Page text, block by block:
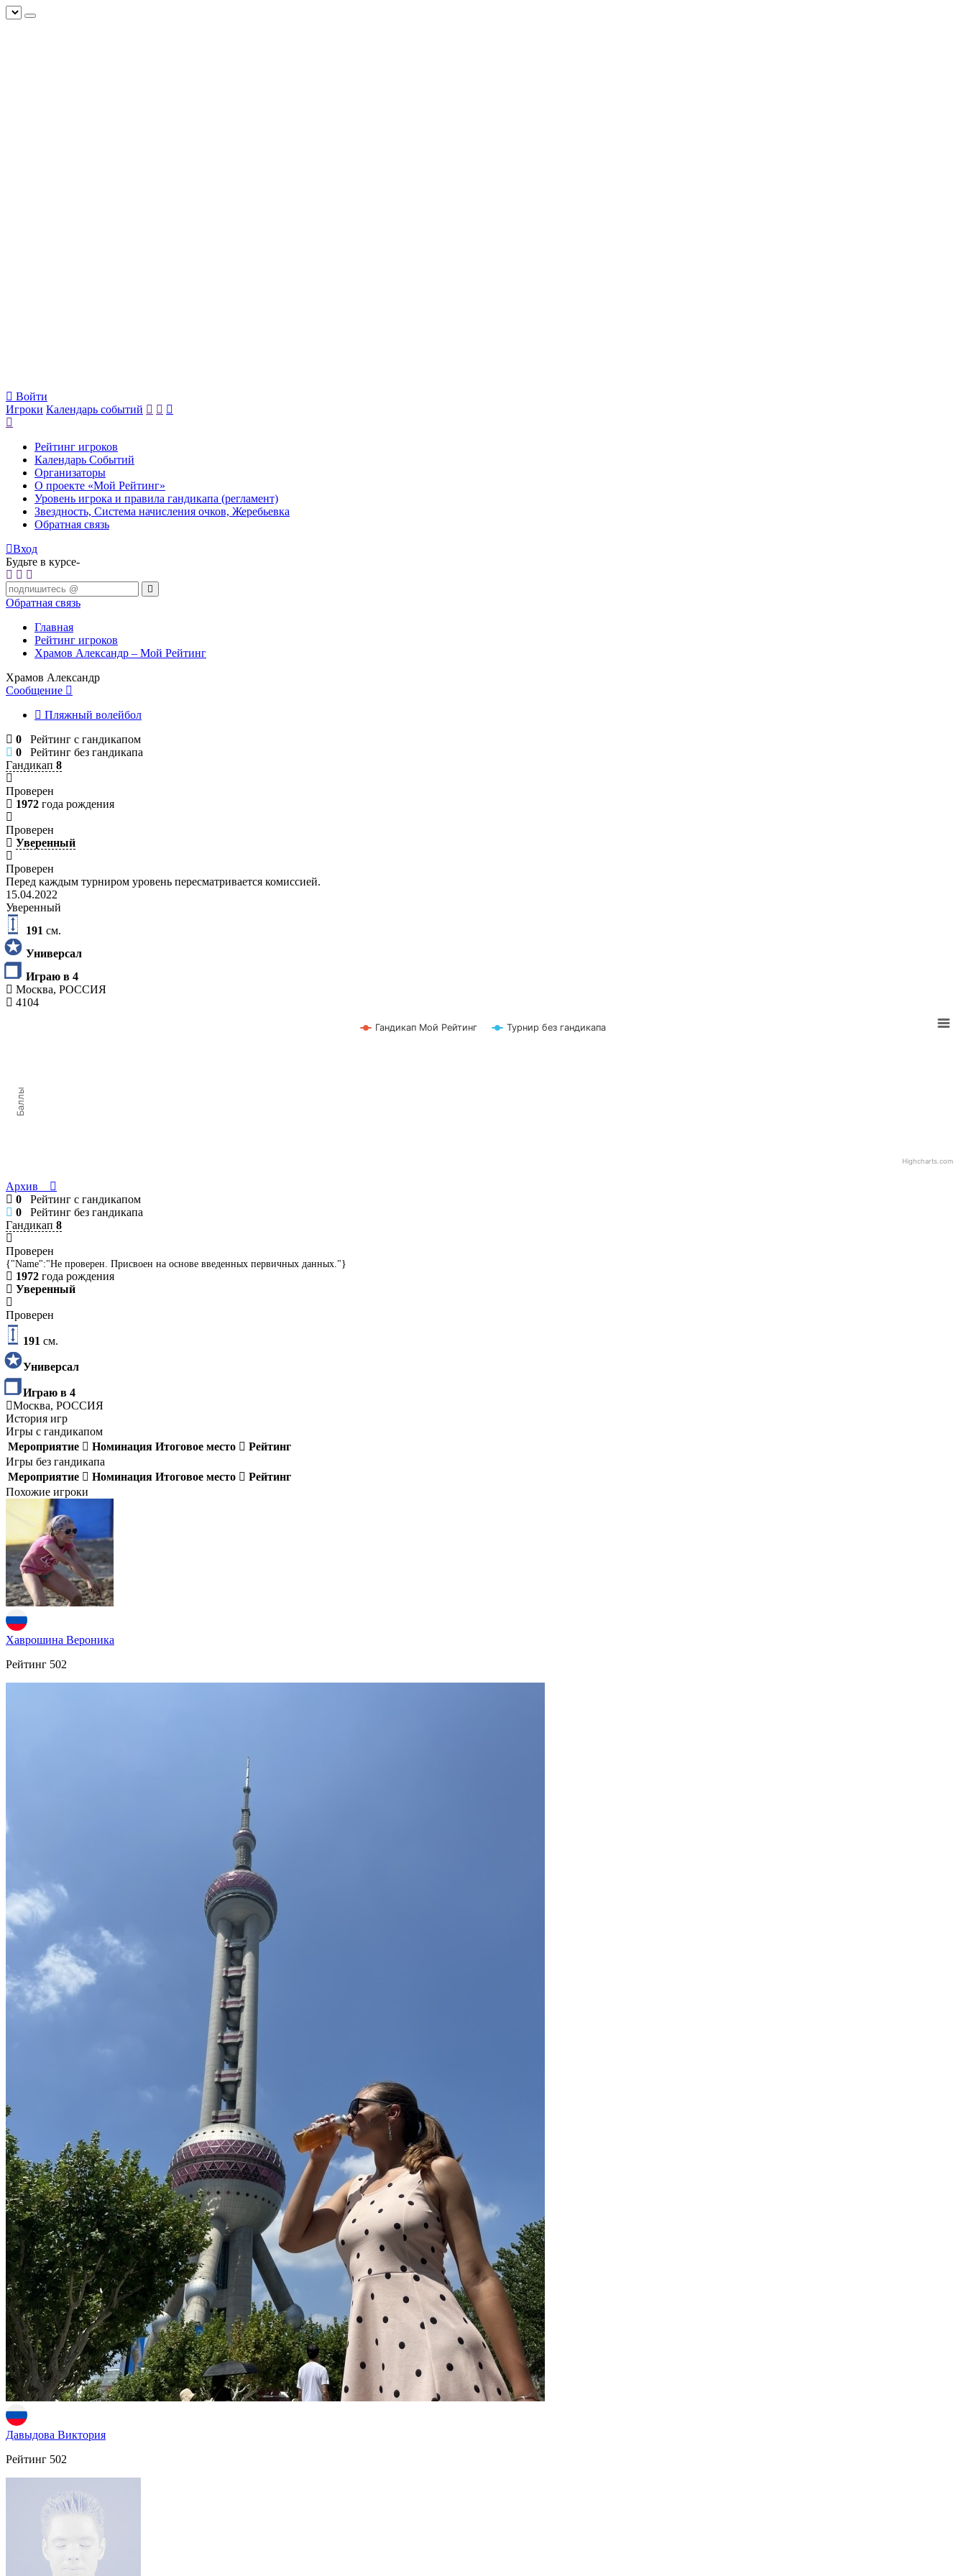
Войти
Игроки Календарь событий
Рейтинг игроков
Календарь Событий
Организаторы
О проекте «Мой Рейтинг»
Уровень игрока и правила гандикапа (регламент)
Звездность, Система начисления очков, Жеребьевка
Обратная связь
Вход
Будьте в курсе-
Обратная связь
Главная
Рейтинг игроков
Храмов Александр – Мой Рейтинг
Храмов Александр
Сообщение
Пляжный волейбол
0 Рейтинг с гандикапом
0 Рейтинг без гандикапа
Гандикап 8
Проверен
1972 года рождения
Проверен
Уверенный
Проверен
Перед каждым турниром уровень пересматривается комиссией.
15.04.2022
Уверенный
191 см.
Универсал
Играю в 4
Москва, РОССИЯ
4104
Баллы
Гандикап Мой Рейтинг Турнир без гандикапа
Highcharts.com
Архив
0 Рейтинг с гандикапом
0 Рейтинг без гандикапа
Гандикап 8
Проверен
{"Name":"Не проверен. Присвоен на основе введенных первичных данных."}
1972 года рождения
Уверенный
Проверен
191 см.
Универсал
Играю в 4
Москва, РОССИЯ
История игр
Игры с гандикапом
Мероприятие
Номинация Итоговое место
Рейтинг
Игры без гандикапа
Мероприятие
Номинация Итоговое место
Рейтинг
Похожие игроки
Хаврошина Вероника
Рейтинг 502
Давыдова Виктория
Рейтинг 502